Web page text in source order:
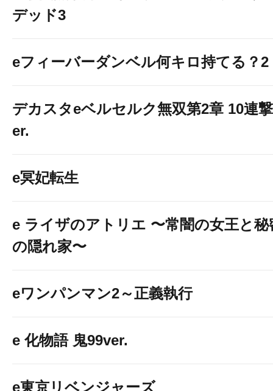
デッド3
eフィーバーダンベル何キロ持てる？2
デカスタeベルセルク無双第2章 10連
er.
e冥妃転生
e ライザのアトリエ 〜常闇の女王と秘
の隠れ家〜
eワンパンマン2～正義執行
e 化物語 鬼99ver.
e東京リベンジャーズ